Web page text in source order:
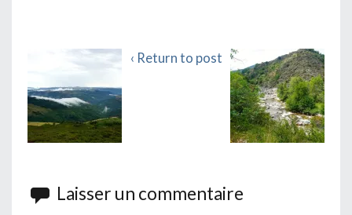
‹ Return to post
Laisser un commentaire